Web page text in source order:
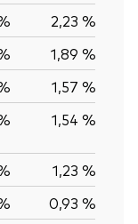
2,23 %
1,89 %
1,57 %
1,54 %
1,23 %
0,93 %